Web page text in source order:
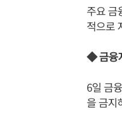
주요 금
적으로
◆ 금융
6일 금
을 금지